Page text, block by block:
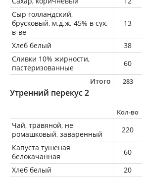
Сыр голландский,
брусковый, м.д.ж. 45% в сух.
в-ве
13
Хлеб белый 38
Сливки 10% жирности,
пастеризованные
60
Итого
283
Утренний перекус 2
Кол-во
Чай, травяной, не
ромашковый, заваренный
220
Капуста тушеная
белокачанная
60
Хлеб белый
20